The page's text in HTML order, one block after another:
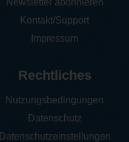
Kontakt/Support
Impressum
Rechtliches
Nutzungsbedingungen
Datenschutz
Datenschutzeinstellungen